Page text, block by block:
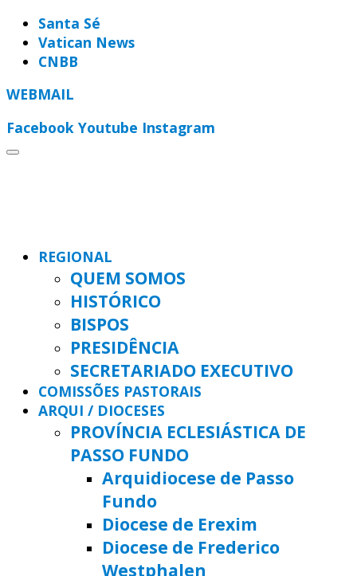
Santa Sé
Vatican News
CNBB
WEBMAIL
Facebook Youtube Instagram
REGIONAL
QUEM SOMOS
HISTÓRICO
BISPOS
PRESIDÊNCIA
SECRETARIADO EXECUTIVO
COMISSÕES PASTORAIS
ARQUI / DIOCESES
PROVÍNCIA ECLESIÁSTICA DE
PASSO FUNDO
Arquidiocese de Passo
Fundo
Diocese de Erexim
Diocese de Frederico
Westphalen